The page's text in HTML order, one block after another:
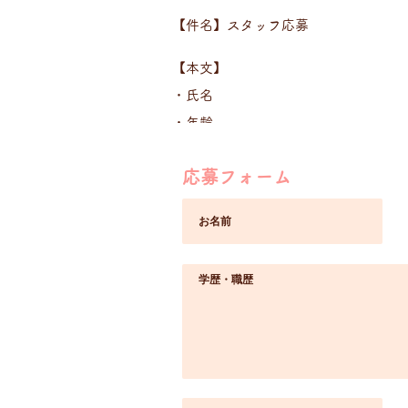
【件名】スタッフ応募
【本文】
・氏名
・年齢
・電話番号
疑問質問は面接時にどんどん聞いてく
応募フォーム